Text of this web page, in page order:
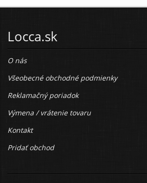
Locca.sk
O nás
Všeobecné obchodné podmienky
Reklamačný poriadok
Výmena / vrátenie tovaru
Kontakt
Pridať obchod